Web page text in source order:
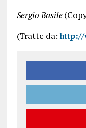
Sergio Basile
(Tratto da:http://